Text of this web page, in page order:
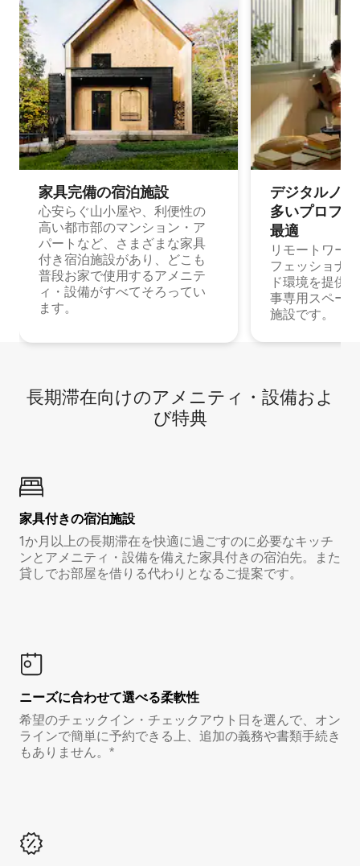
家具完備の宿⁠泊⁠施⁠設
心安らぐ山小屋や、利便性の
高い都市部のマンション・ア
パートなど、さまざまな家具
付き宿泊施設があり、どこも
普段お家で使用するアメニテ
ィ・設備がすべてそろってい
ます。
デジタルノ
多⁠いプ⁠ロ⁠フ⁠
最⁠適
リモートワー
フェッショナ
ド環境を提供
事専用スペー
施設です。
長期滞在向け⁠のア⁠メ⁠ニ⁠テ⁠ィ⁠・設⁠備⁠およ
び特⁠典
家具付き⁠の宿⁠泊⁠施⁠設
1か月以上の長期滞在を快適に過ごすのに必要なキッチ
ンとアメニティ・設備を備えた家具付きの宿泊先。また
貸しでお部屋を借りる代わりとなるご提案です。
ニーズに合わせて選べる柔軟性
希望のチェックイン・チェックアウト日を選んで、オン
ラインで簡単に予約できる上、追加の義務や書類手続き
もありません。*